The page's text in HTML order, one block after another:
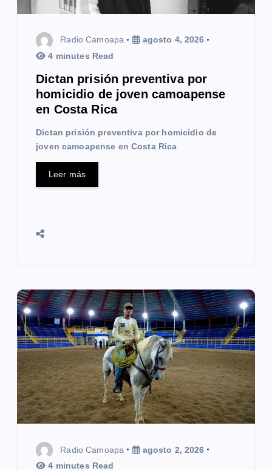
Radio Camoapa
agosto 4, 2026
4 minutes Read
Dictan prisión preventiva por
homicidio de joven camoapense
en Costa Rica
Dictan prisión preventiva por homicidio de
joven camoapense en Costa Rica
Leer más
Radio Camoapa
agosto 2, 2026
4 minutes Read